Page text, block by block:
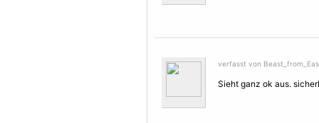
verfasst von
Sieht ganz ok aus.